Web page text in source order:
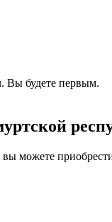
Вы будете первым.
можете